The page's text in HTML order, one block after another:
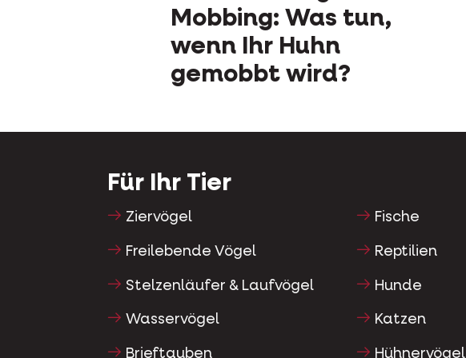
Mobbing: Was tun,
wenn Ihr Huhn
gemobbt wird?
Für Ihr Tier
Ziervögel
Freilebende Vögel
Stelzenläufer & Laufvögel
Wasservögel
Brieftauben
Fische
Reptilien
Hunde
Katzen
Hühnervögel